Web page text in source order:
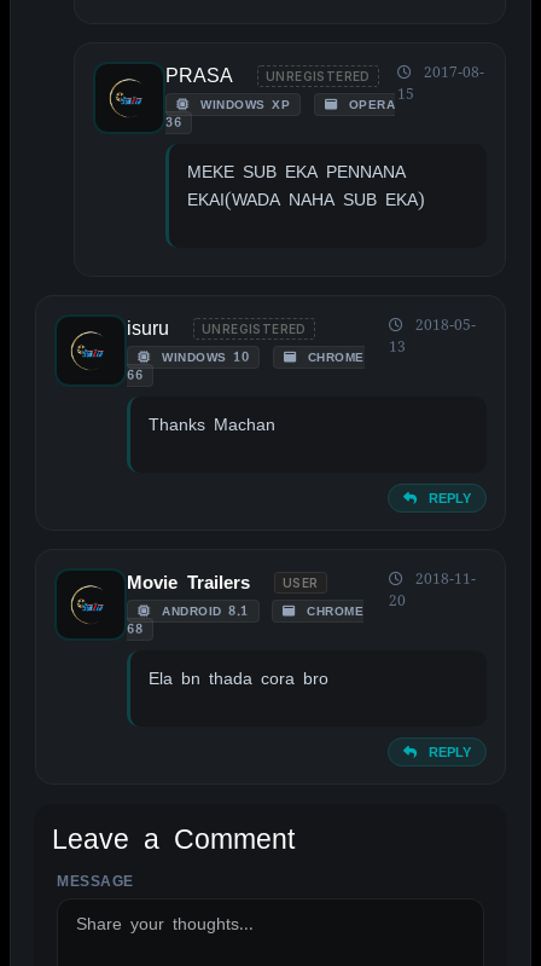
PRASA UNREGISTERED
WINDOWS XP
OPERA
36
2017-08-
15
MEKE SUB EKA PENNANA
EKAI(WADA NAHA SUB EKA)
isuru UNREGISTERED
WINDOWS 10
CHROME
66
2018-05-
13
Thanks Machan
REPLY
Movie Trailers USER
ANDROID 8.1
CHROME
68
2018-11-
20
Ela bn thada cora bro
REPLY
Leave a Comment
MESSAGE
ALTERNATIVE: